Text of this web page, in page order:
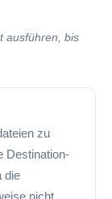
ausführen, bis
zu
Destination-
die
nicht